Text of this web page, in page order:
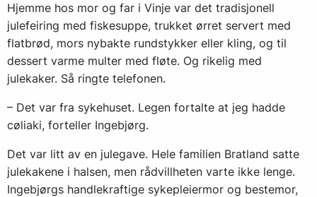
Hjemme hos mor og far i Vinje var det tradisjonell
julefeiring med fiskesuppe, trukket ørret servert med
flatbrød, mors nybakte rundstykker eller kling, og til
dessert varme multer med fløte. Og rikelig med
julekaker. Så ringte telefonen.
– Det var fra sykehuset. Legen fortalte at jeg hadde
cøliaki, forteller Ingebjørg.
Det var litt av en julegave. Hele familien Bratland satte
julekakene i halsen, men rådvillheten varte ikke lenge.
Ingebjørgs handlekraftige sykepleiermor og bestemor,